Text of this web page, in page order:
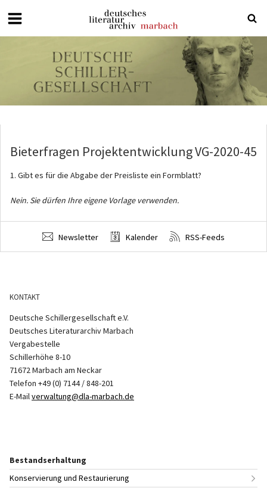
Deutsches
Literaturarchiv
Marbach
Bieterfragen Projektentwicklung VG-2020-45
1. Gibt es für die Abgabe der Preisliste ein Formblatt?
Nein. Sie dürfen Ihre eigene Vorlage verwenden.
Newsletter Kalender RSS-Feeds
KONTAKT
Deutsche Schillergesellschaft e.V.
Deutsches Literaturarchiv Marbach
Vergabestelle
Schillerhöhe 8-10
71672 Marbach am Neckar
Telefon +49 (0) 7144 / 848-201
E-Mailverwaltung@dla-marbach.de
Bestandserhaltung
Konservierung und Restaurierung